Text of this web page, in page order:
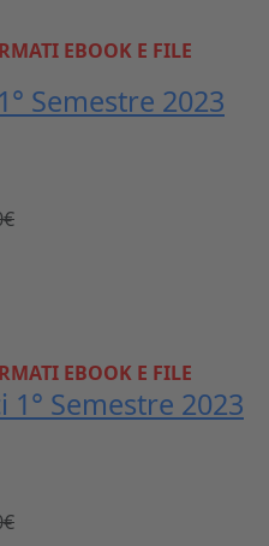
EBOOK E FILE
Semestre 2023
EBOOK E FILE
Semestre 2023